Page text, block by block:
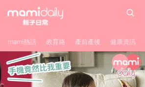
mami熱話 教育路 產前產後 健康資訊